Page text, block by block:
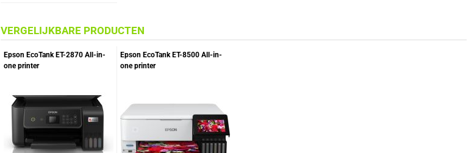
VERGELIJKBARE PRODUCTEN
Epson EcoTank ET-2870 All-in-
one printer
Epson EcoTank ET-8500 All-in-
one printer